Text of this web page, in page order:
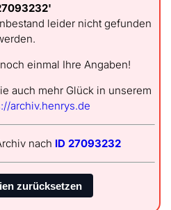
leider nicht gefunden
einmal Ihre Angaben!
auch mehr Glück in unserem
archiv.henrys.de
nach ID 27093232